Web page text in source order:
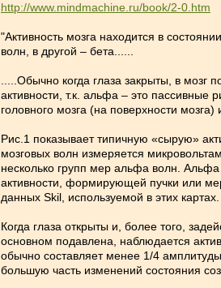
http://www.mindmachine.ru/book/2-0.htm
"Активность мозга находится в
волн, в другой – бета......
.....Обычно когда глаза закрыты, в
активности, т.к. альфа – это
головного мозга (на поверхности
Рис.1 показывает типичную «сырую»
мозговых волн измеряется
несколько групп мер альфа волн.
активности, формирующей пучки или
данных Skil, используемой в этих картах.
Когда глаза открыты и, более того,
основном подавлена, наблюдается
обычно составляет менее 1/4
большую часть изменений состояния